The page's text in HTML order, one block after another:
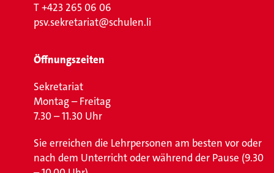
T+423 265 06 06
psv.sekretariat@schulen.li
Öffnungszeiten
Sekretariat
Montag – Freitag
7.30 – 11.30 Uhr
Sie erreichen die Lehrpersonen am besten vor oder
nach dem Unterricht oder während der Pause (9.30